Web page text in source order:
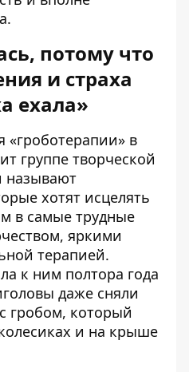
потому что
и страха
ехала»
«гроботерапии» в
группе творческой
называют
хотят исцелять
в самые трудные
яркими
терапией.
к ним полтора года
даже сняли
гробом, который
и на крыше